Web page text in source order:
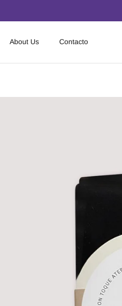
About Us Contacto